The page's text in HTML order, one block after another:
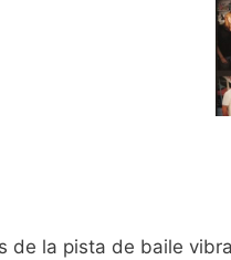
la pista de baile